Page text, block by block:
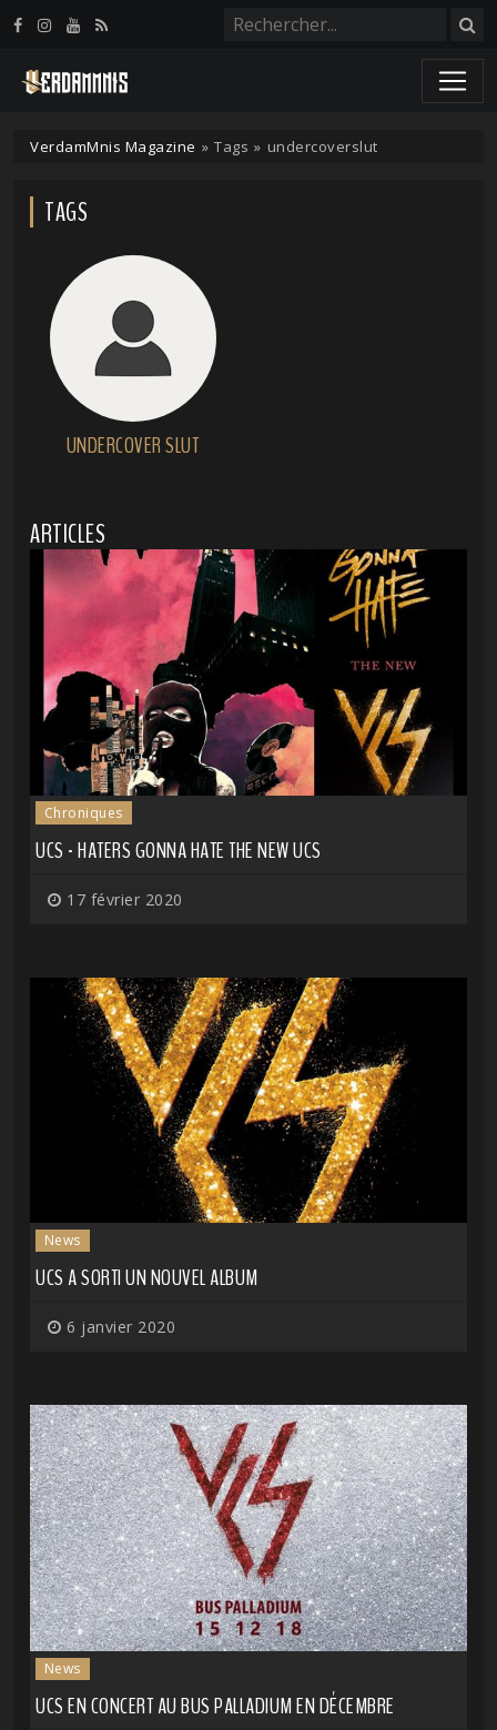
VerdamMnis Magazine » Tags » undercoverslut
TAGS
UNDERCOVER SLUT
ARTICLES
Chroniques
UCS - HATERS GONNA HATE THE NEW UCS
17 février 2020
News
UCS A SORTI UN NOUVEL ALBUM
6 janvier 2020
News
UCS EN CONCERT AU BUS PALLADIUM EN DÉCEMBRE
Panneau de gestion des cookies